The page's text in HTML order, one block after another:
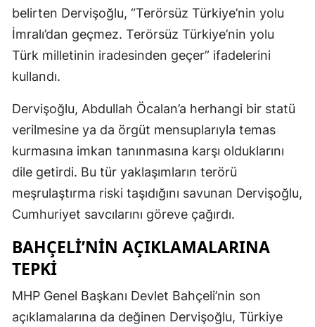
belirten Dervişoğlu, “Terörsüz Türkiye’nin yolu
İmralı’dan geçmez. Terörsüz Türkiye’nin yolu
Türk milletinin iradesinden geçer” ifadelerini
kullandı.
Dervişoğlu, Abdullah Öcalan’a herhangi bir statü
verilmesine ya da örgüt mensuplarıyla temas
kurmasına imkan tanınmasına karşı olduklarını
dile getirdi. Bu tür yaklaşımların terörü
meşrulaştırma riski taşıdığını savunan Dervişoğlu,
Cumhuriyet savcılarını göreve çağırdı.
BAHÇELI’NIN AÇIKLAMALARINA
TEPKI
MHP Genel Başkanı Devlet Bahçeli’nin son
açıklamalarına da değinen Dervişoğlu, Türkiye